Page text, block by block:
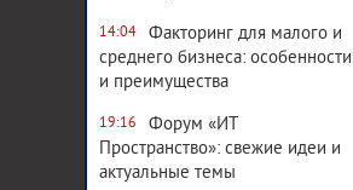
14:04
Факторинг для малого и
среднего бизнеса: особенности
и преимущества
19:16
Форум «ИТ
Пространство»: свежие идеи и
актуальные темы